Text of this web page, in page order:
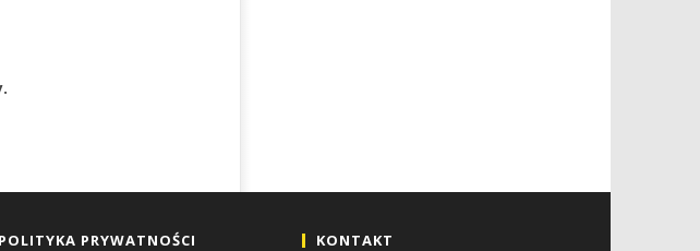
POLITYKA PRYWATNOŚCI KONTAKT